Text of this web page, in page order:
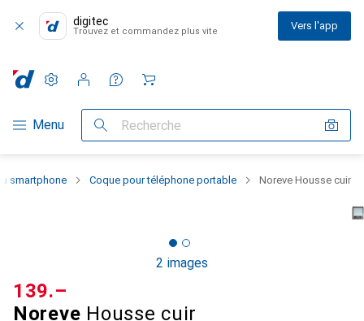
digitec
Trouvez et commandez plus vite Vers l'app
Navigation par catégorie
Menu Recherche
Paramètres
Compte client
Listes de comparaison
Listes d'envies
Panier
smartphone Coque pour téléphone portable Noreve Housse cuir
2 images
Noreve Housse cuir
CHF
139.–